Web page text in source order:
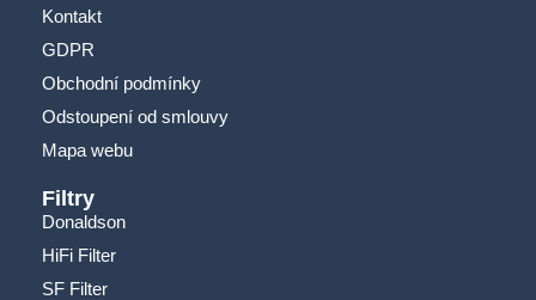
Kontakt
GDPR
Obchodní podmínky
Odstoupení od smlouvy
Mapa webu
Filtry
Donaldson
HiFi Filter
SF Filter